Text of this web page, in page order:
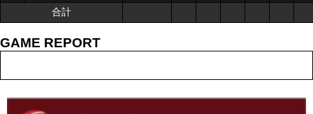
合計
合計
GAME REPORT